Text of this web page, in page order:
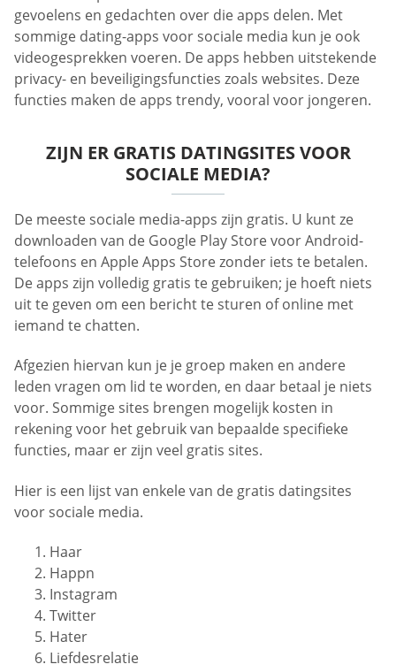
gevoelens en gedachten over die apps delen. Met
sommige dating-apps voor sociale media kun je ook
videogesprekken voeren. De apps hebben uitstekende
privacy- en beveiligingsfuncties zoals websites. Deze
functies maken de apps trendy, vooral voor jongeren.
ZIJN ER GRATIS DATINGSITES VOOR
SOCIALE MEDIA?
De meeste sociale media-apps zijn gratis. U kunt ze
downloaden van de Google Play Store voor Android-
telefoons en Apple Apps Store zonder iets te betalen.
De apps zijn volledig gratis te gebruiken; je hoeft niets
uit te geven om een bericht te sturen of online met
iemand te chatten.
Afgezien hiervan kun je je groep maken en andere
leden vragen om lid te worden, en daar betaal je niets
voor. Sommige sites brengen mogelijk kosten in
rekening voor het gebruik van bepaalde specifieke
functies, maar er zijn veel gratis sites.
Hier is een lijst van enkele van de gratis datingsites
voor sociale media.
Haar
Happn
Instagram
Twitter
Hater
Liefdesrelatie